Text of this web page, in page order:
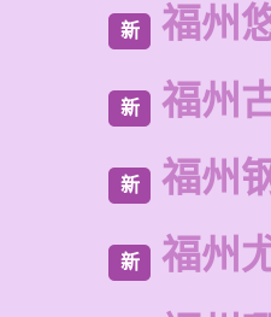
新 福州
新 福州
新 福州
新 福州